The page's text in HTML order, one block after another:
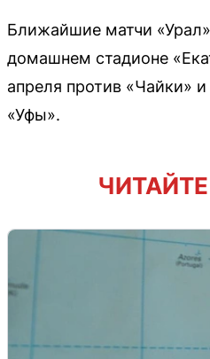
Ближайшие матчи
домашнем стадионе
апреля против «Чайки»
«Уфы».